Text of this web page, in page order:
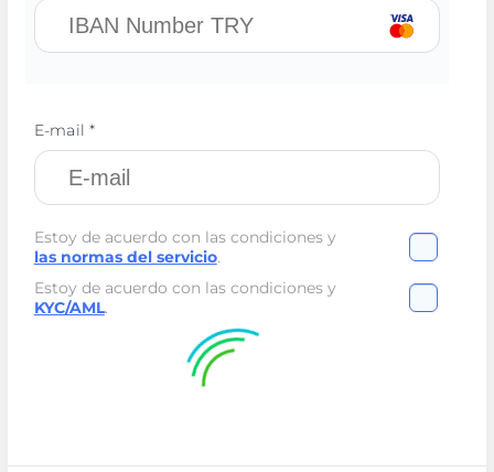
E-mail *
Estoy de acuerdo con las condiciones y
las normas del servicio.
Estoy de acuerdo con las condiciones y
KYC/AML.